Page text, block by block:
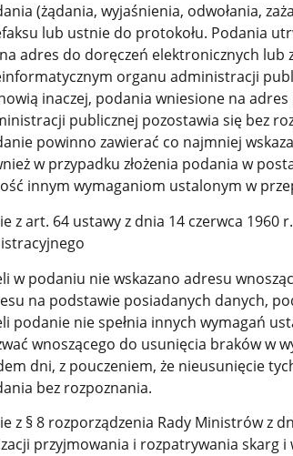
(żądania, wyjaśnienia, odwołania,
lub ustnie do protokołu. Podania
adres do doręczeń elektronicznych
organu administracji
inaczej, podania wniesione na
publicznej pozostawia się bez
powinno zawierać co najmniej
w przypadku złożenia podania w
innym wymaganiom ustalonym w
z art. 64 ustawy z dnia 14 czerwca 1960
w podaniu nie wskazano adresu
na podstawie posiadanych danych,
podanie nie spełnia innych wymagań
wnoszącego do usunięcia braków w
dni, z pouczeniem, że nieusunięcie
bez rozpoznania.
z § 8 rozporządzenia Rady Ministrów z
przyjmowania i rozpatrywania skarg i